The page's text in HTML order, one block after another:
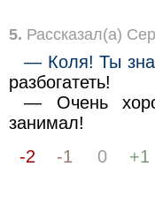
5. Рассказал(а)
— Коля! Ты
разбогатеть!
— Очень
занимал!
-2
-1 0 +1